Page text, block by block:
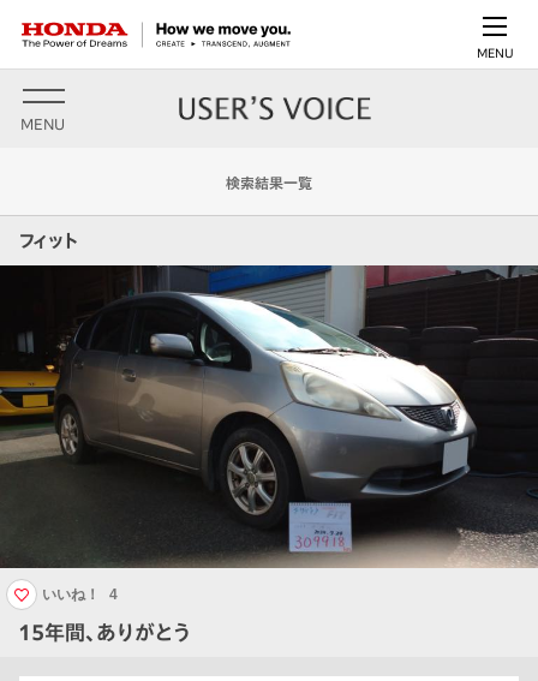
MENU
MENU
検索結果一覧
フィット
15年間、ありがとう
いいね！ 4